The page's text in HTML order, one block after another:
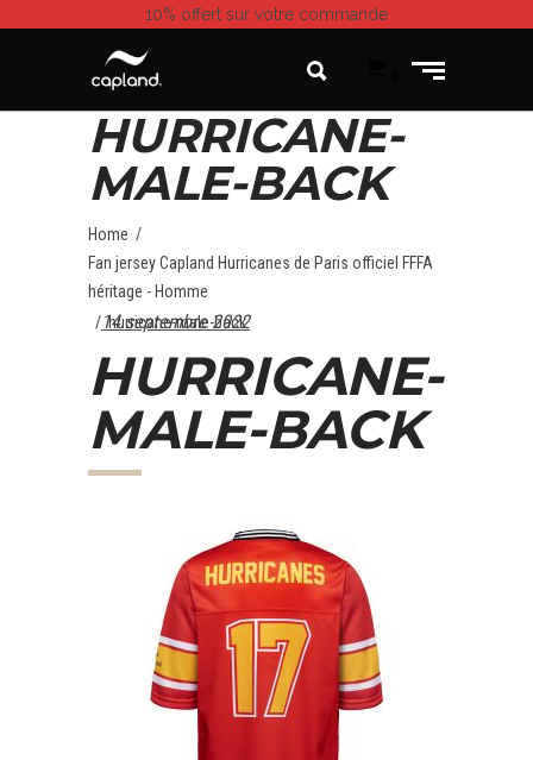
10% offert sur votre commande
HURRICANE-
MALE-BACK
Home /
Fan jersey Capland Hurricanes de Paris officiel FFFA
héritage - Homme
/hurricane-male-back
14 septembre 2022
HURRICANE-
MALE-BACK